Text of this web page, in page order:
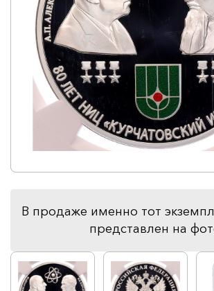
В продаже именно тот
представлен на